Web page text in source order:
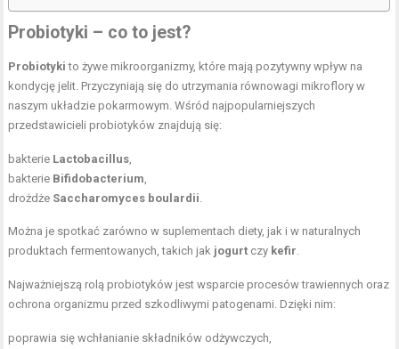
Probiotyki – co to jest?
Probiotyki to żywe mikroorganizmy, które mają pozytywny wpływ na
kondycję jelit. Przyczyniają się do utrzymania równowagi mikroflory w
naszym układzie pokarmowym. Wśród najpopularniejszych
przedstawicieli probiotyków znajdują się:
bakterie Lactobacillus
bakterie Bifidobacterium
drożdże Saccharomyces boulardii
Można je spotkać zarówno w suplementach diety, jak i w naturalnych
produktach fermentowanych, takich jak jogurt czy kefir
Najważniejszą rolą probiotyków jest wsparcie procesów trawiennych oraz
ochrona organizmu przed szkodliwymi patogenami. Dzięki nim:
poprawia się wchłanianie składników odżywczych,